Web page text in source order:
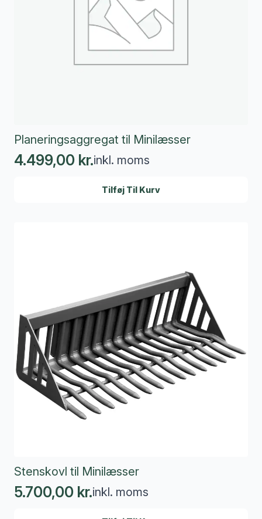
Planeringsaggregat til Minilæsser
4.499,00 kr.inkl. moms
Tilføj Til Kurv
Stenskovl til Minilæsser
5.700,00 kr.inkl. moms